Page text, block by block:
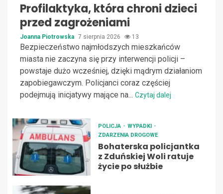
Profilaktyka, która chroni dzieci
przed zagrożeniami
Joanna Piotrowska 7 sierpnia 2026 13
Bezpieczeństwo najmłodszych mieszkańców
miasta nie zaczyna się przy interwencji policji –
powstaje dużo wcześniej, dzięki mądrym działaniom
zapobiegawczym. Policjanci coraz częściej
podejmują inicjatywy mające na... Czytaj dalej
POLICJA
WYPADKI
ZDARZENIA DROGOWE
Bohaterska policjantka
z Zduńskiej Woli ratuje
życie po służbie